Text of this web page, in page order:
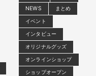
NEWS
まとめ
イベント
インタビュー
オリジナルグッズ
オンラインショップ
ショップオープン